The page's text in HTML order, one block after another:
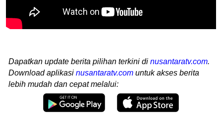
Dapatkan update berita pilihan terkini di nusantaratv.com.
Download aplikasi nusantaratv.com untuk akses berita
lebih mudah dan cepat melalui: